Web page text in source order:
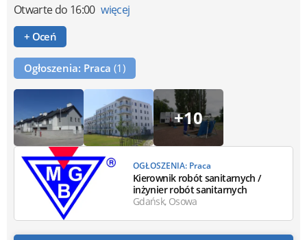
Otwartedo 16:00 więcej
+ Oceń
Ogłoszenia: Praca (1)
+10
OGŁOSZENIA: Praca
Kierownik robót sanitarnych /
inżynier robót sanitarnych
Gdańsk, Osowa